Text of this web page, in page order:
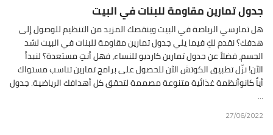
جدول تمارين مقاومة للبنات في البيت
هل تمارسي الرياضة في البيت وينقصك المزيد من التنظيم للوصول إلى
هدفك؟ نقدم لكِ فيما يلي جدول تمارين مقاومة للبنات في البيت لشد
الجسم، فضلاً عن جدول تمارين كارديو للنساء، فهل أنتِ مستعدة؟ لنبدأ
الآن! نزّل تطبيق الكوتش الآن للحصول على برامج تمارين تناسب مستواك
أياً كانوأنظمة غذائية متنوعة مصممة لتحقق كل أهدافك الرياضية. جدول
...
27/06/2022